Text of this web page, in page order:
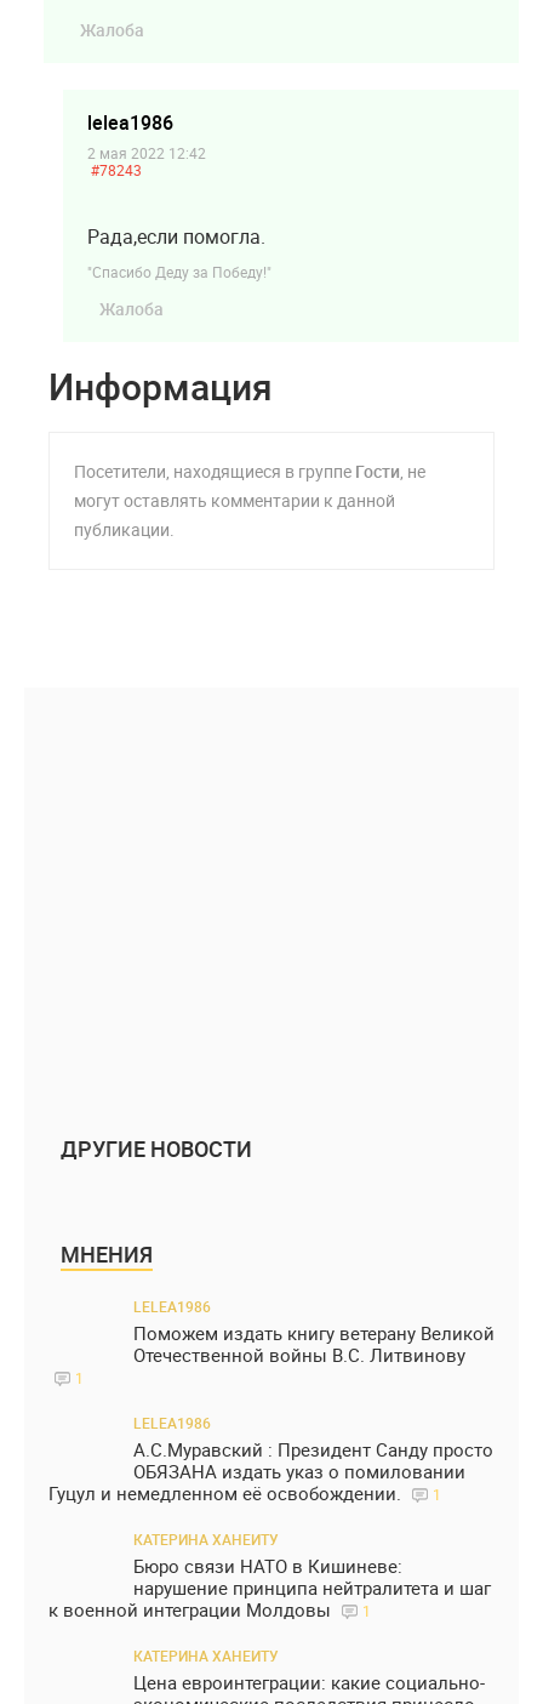
Жалоба
lelea1986
2 мая 2022 12:42
#78243
Рада,если помогла.
"Спасибо Деду за Победу!"
Жалоба
Информация
Посетители, находящиеся в группе Гости, не
могут оставлять комментарии к данной
публикации.
ДРУГИЕ НОВОСТИ
МНЕНИЯ
LELEA1986
Поможем издать книгу ветерану Великой
Отечественной войны В.С. Литвинову
1
LELEA1986
А.С.Муравский : Президент Санду просто
ОБЯЗАНА издать указ о помиловании
Гуцул и немедленном её освобождении.
1
КАТЕРИНА ХАНЕИТУ
Бюро связи НАТО в Кишиневе:
нарушение принципа нейтралитета и шаг
к военной интеграции Молдовы
1
КАТЕРИНА ХАНЕИТУ
Цена евроинтеграции: какие социально-